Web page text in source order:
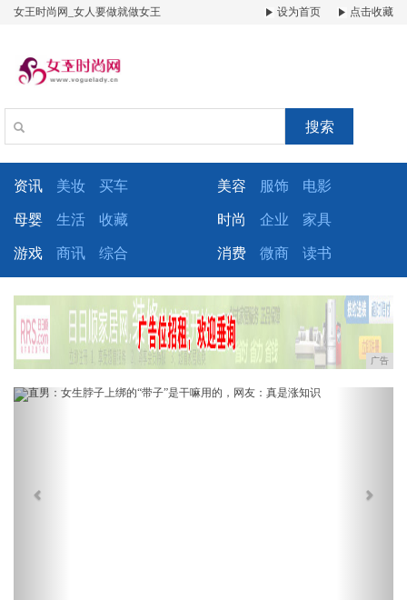
女王时尚网_女人要做就做女王 设为首页 点击收藏
搜索
资讯 美妆 买车 美容 服饰 电影
母婴 生活 收藏 时尚 企业 家具
游戏 商讯 综合 消费 微商 读书
广告
Previous